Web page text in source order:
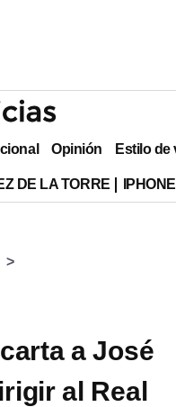
Opinión Estilo de
DE LA TORRE
a José
al Real